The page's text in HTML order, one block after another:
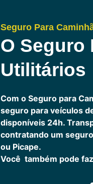
Seguro Para
O Seguro
Utilitários
Com o Seguro para
seguro para veículos
disponíveis 24h.
contratando um
ou Picape.
Você também pode